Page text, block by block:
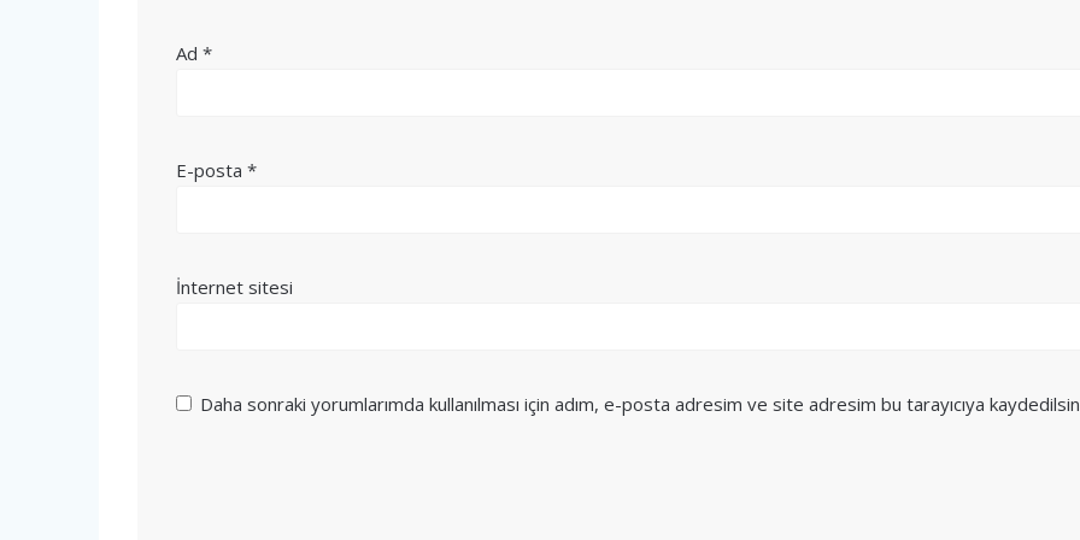
Ad*
E-posta*
İnternet sitesi
Daha sonraki yorumlarımda kullanılması için adım, e-posta adresim ve site adresim bu tarayıcıya